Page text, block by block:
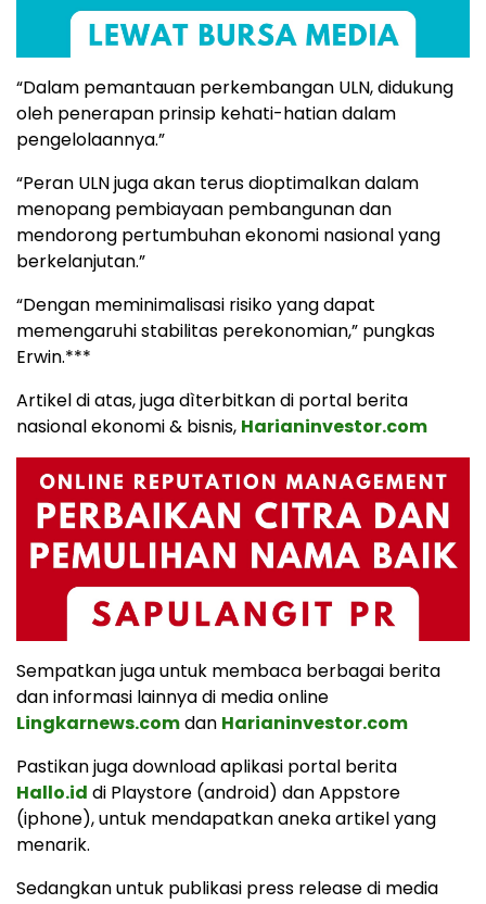
“Dalam pemantauan perkembangan ULN, didukung
oleh penerapan prinsip kehati-hatian dalam
pengelolaannya.”
“Peran ULN juga akan terus dioptimalkan dalam
menopang pembiayaan pembangunan dan
mendorong pertumbuhan ekonomi nasional yang
berkelanjutan.”
“Dengan meminimalisasi risiko yang dapat
memengaruhi stabilitas perekonomian,” pungkas
Erwin.***
Artikel di atas, juga dìterbitkan di portal berita
nasional ekonomi & bisnis, Harianinvestor.com
Sempatkan juga untuk membaca berbagai berita
dan informasi lainnya di media online
Lingkarnews.comdan Harianinvestor.com
Pastikan juga download aplikasi portal berita
Hallo.id di Playstore (android) dan Appstore
(iphone), untuk mendapatkan aneka artikel yang
menarik.
Sedangkan untuk publikasi press release di media